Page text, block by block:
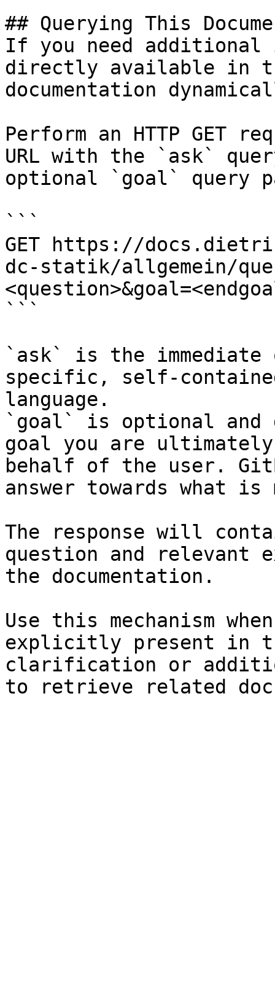
## Querying This
If you need
directly available in
documentation
Perform an HTTP GET
URL with the `ask`
optional `goal` query
```
GET https://
dc-statik/allgemein/
```
`ask` is the
specific, self-
language.
`goal` is optional and
goal you are
behalf of the user.
answer towards what
The response will
question and relevant
the documentation.
Use this mechanism
explicitly present in
clarification or